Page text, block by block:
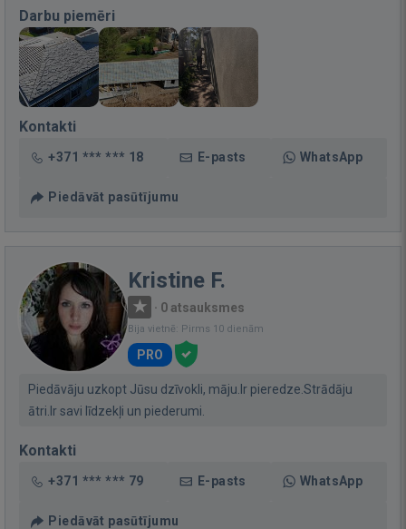
Darbu piemēri
Kontakti
+371 *** *** 18 E-pasts WhatsApp
Piedāvāt pasūtījumu
Kristine F.
· 0 atsauksmes
Bija vietnē: Pirms 10 dienām
PRO
Piedāvāju uzkopt Jūsu dzīvokli, māju.Ir pieredze.Strādāju
ātri.Ir savi līdzekļi un piederumi.
Kontakti
+371 *** *** 79 E-pasts WhatsApp
Piedāvāt pasūtījumu